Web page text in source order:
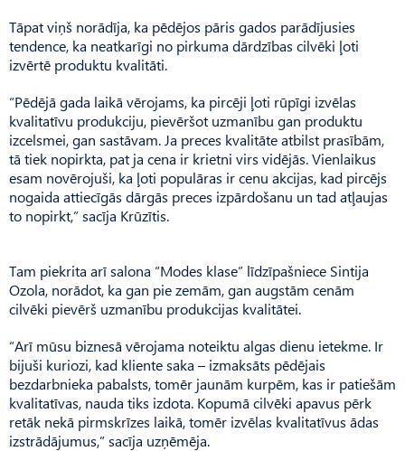
Tāpat viņš norādīja, ka pēdējos pāris gados parādījusies
tendence, ka neatkarīgi no pirkuma dārdzības cilvēki ļoti
izvērtē produktu kvalitāti.
“Pēdējā gada laikā vērojams, ka pircēji ļoti rūpīgi izvēlas
kvalitatīvu produkciju, pievēršot uzmanību gan produktu
izcelsmei, gan sastāvam. Ja preces kvalitāte atbilst prasībām,
tā tiek nopirkta, pat ja cena ir krietni virs vidējās. Vienlaikus
esam novērojuši, ka ļoti populāras ir cenu akcijas, kad pircējs
nogaida attiecīgās dārgās preces izpārdošanu un tad atļaujas
to nopirkt,” sacīja Krūzītis.
Tam piekrita arī salona “Modes klase” līdzīpašniece Sintija
Ozola, norādot, ka gan pie zemām, gan augstām cenām
cilvēki pievērš uzmanību produkcijas kvalitātei.
“Arī mūsu biznesā vērojama noteiktu algas dienu ietekme. Ir
bijuši kuriozi, kad kliente saka – izmaksāts pēdējais
bezdarbnieka pabalsts, tomēr jaunām kurpēm, kas ir patiešām
kvalitatīvas, nauda tiks izdota. Kopumā cilvēki apavus pērk
retāk nekā pirmskrīzes laikā, tomēr izvēlas kvalitatīvus ādas
izstrādājumus,” sacīja uzņēmēja.